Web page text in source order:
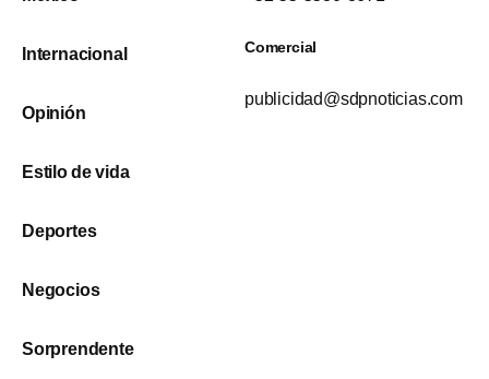
Internacional
Opinión
Estilo de vida
Deportes
Negocios
Sorprendente
Comercial
publicidad@sdpnoticias.com